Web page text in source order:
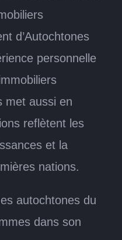
d’Autochtones
personnelle
met aussi en
reflètent les
et la
nations.
autochtones du
dans son